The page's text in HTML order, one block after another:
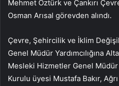
Mehmet Öztürk ve Çankırı
Osman Arısal görevden alındı.
Çevre, Şehircilik ve İklim
Genel Müdür Yardımcılığına
Mesleki Hizmetler Genel Müdür
Kurulu üyesi Mustafa Bakır,